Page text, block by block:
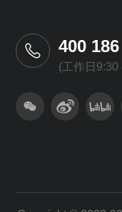
400
(工作日9:30